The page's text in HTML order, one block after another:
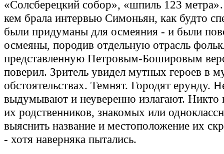
«Солсберецкий собор», «шпиль 123
кем брала интервью Симоньян, как будто
были придуманы для осмеяния - и были
осмеяны, породив отдельную отрасль
представленную Петровым-Бошировым
поверил. Зритель увидел мутных героев в
обстоятельствах. Темнят. Городят ерунду.
выдумывают и неуверенно излагают. Никто
их родственников, знакомых или
выяснить название и местоположение их
- хотя наверняка пытались.